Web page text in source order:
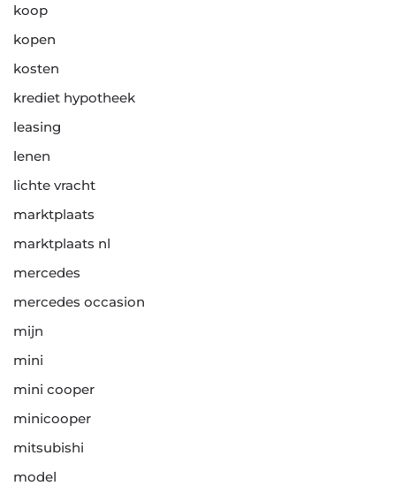
koop
kopen
kosten
krediet hypotheek
leasing
lenen
lichte vracht
marktplaats
marktplaats nl
mercedes
mercedes occasion
mijn
mini
mini cooper
minicooper
mitsubishi
model